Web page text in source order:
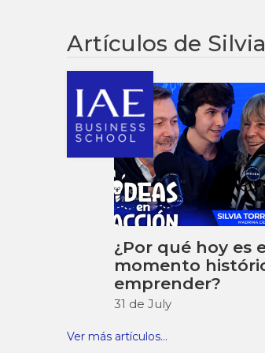
Conexiones.com Parte A
IAE-C000-04284-SP
IAE-N206-04381-SP
Artículos de
¿Por qué hoy es
momento
emprender?
31 de July
Ver más artículos...